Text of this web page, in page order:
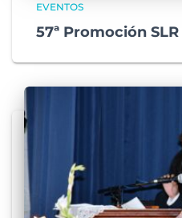
EVENTOS
57ª Promoción SLR